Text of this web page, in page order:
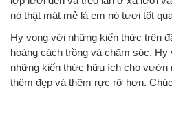
nó thật mát mẻ là em nó tươi tốt
Hy vọng với những kiến thức trên
hoàng cách trồng và chăm sóc.
những kiến thức hữu ích cho vườn
thêm đẹp và thêm rực rỡ hơn.